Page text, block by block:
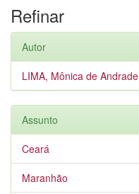
Refinar
Autor
LIMA, Mônica de Andrade
Assunto
Ceará
Maranhão